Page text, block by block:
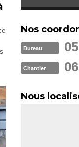
Nos
Bureau
Chantier
Nous